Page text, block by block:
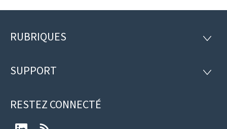
Pied
page
RUBRIQUES
SUPPORT
RESTEZ CONNECTÉ